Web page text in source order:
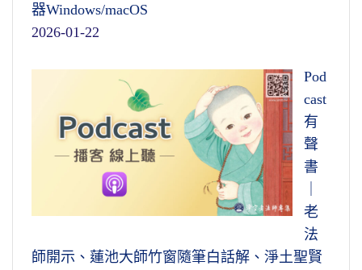
器Windows/macOS
2026-01-22
Pod
cast
有
聲
書
老
法
師開示、蓮池大師竹窗隨筆白話解、淨土聖賢